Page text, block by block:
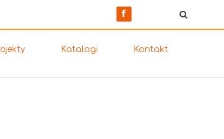
Katalogi Kontakt